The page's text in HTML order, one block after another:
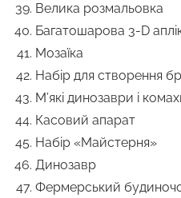
Велика розмальовка
Багатошарова 3-D
Мозаїка
Набір для створення
М’які динозаври і
Касовий апарат
Набір «Майстерня»
Динозавр
Фермерський